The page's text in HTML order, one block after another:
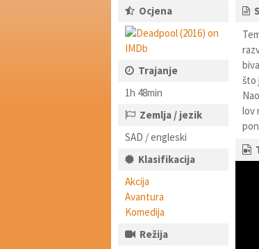
Ocjena
Trajanje
1h 48min
Zemlja / jezik
SAD / engleski
Klasifikacija
Akcija
Avantura
Komedija
Režija
što
lov